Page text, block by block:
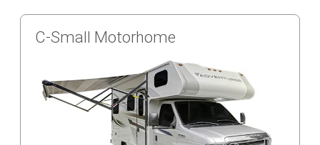
C-Small Motorhome